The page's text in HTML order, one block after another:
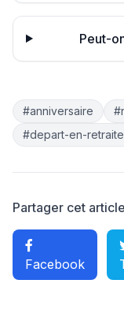
Peut-
#anniversaire
#depart-en-retraite
Partager cet
Facebook